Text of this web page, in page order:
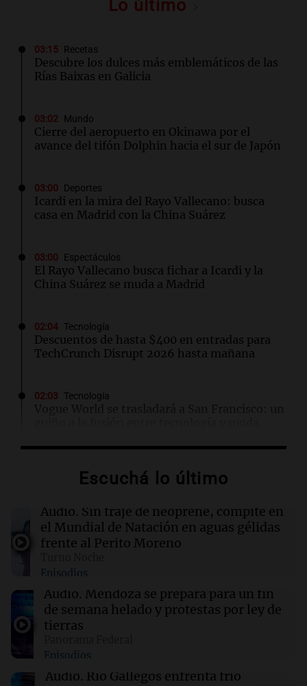
Lo último
03:15 Recetas
Descubre los dulces más emblemáticos de las
Rías Baixas en Galicia
03:02 Mundo
Cierre del aeropuerto en Okinawa por el
avance del tifón Dolphin hacia el sur de Japón
03:00 Deportes
Icardi en la mira del Rayo Vallecano: busca
casa en Madrid con la China Suárez
03:00 Espectáculos
El Rayo Vallecano busca fichar a Icardi y la
China Suárez se muda a Madrid
02:04 Tecnología
Descuentos de hasta $400 en entradas para
TechCrunch Disrupt 2026 hasta mañana
02:03 Tecnología
Vogue World se trasladará a San Francisco: un
Laura Galván brilla en los Centroamericanos y
01:29 Ciencia
La fertilización podría depender del trabajo en
estudio
01:24 Mundo
Tiroteo en escuela secundaria de Tailandia:
Escuchá lo último
Audio. Sin traje de neoprene, compite en
el Mundial de Natación en aguas gélidas
frente al Perito Moreno
Episodios
Audio. Mendoza se prepara para un fin
de semana helado y protestas por ley de
tierras
Episodios
Audio. Río Gallegos enfrenta frío